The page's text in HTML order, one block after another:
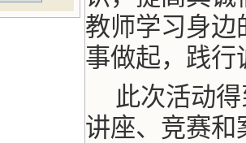
教师学习身边
事做起，践行
此次活动
讲座、竞赛和